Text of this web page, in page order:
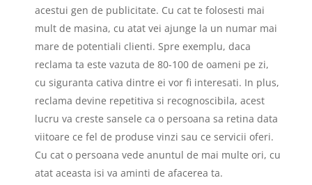
acestui gen de publicitate. Cu cat te folosesti mai
mult de masina, cu atat vei ajunge la un numar mai
mare de potentiali clienti. Spre exemplu, daca
reclama ta este vazuta de 80-100 de oameni pe zi,
cu siguranta cativa dintre ei vor fi interesati. In plus,
reclama devine repetitiva si recognoscibila, acest
lucru va creste sansele ca o persoana sa retina data
viitoare ce fel de produse vinzi sau ce servicii oferi.
Cu cat o persoana vede anuntul de mai multe ori, cu
atat aceasta isi va aminti de afacerea ta.